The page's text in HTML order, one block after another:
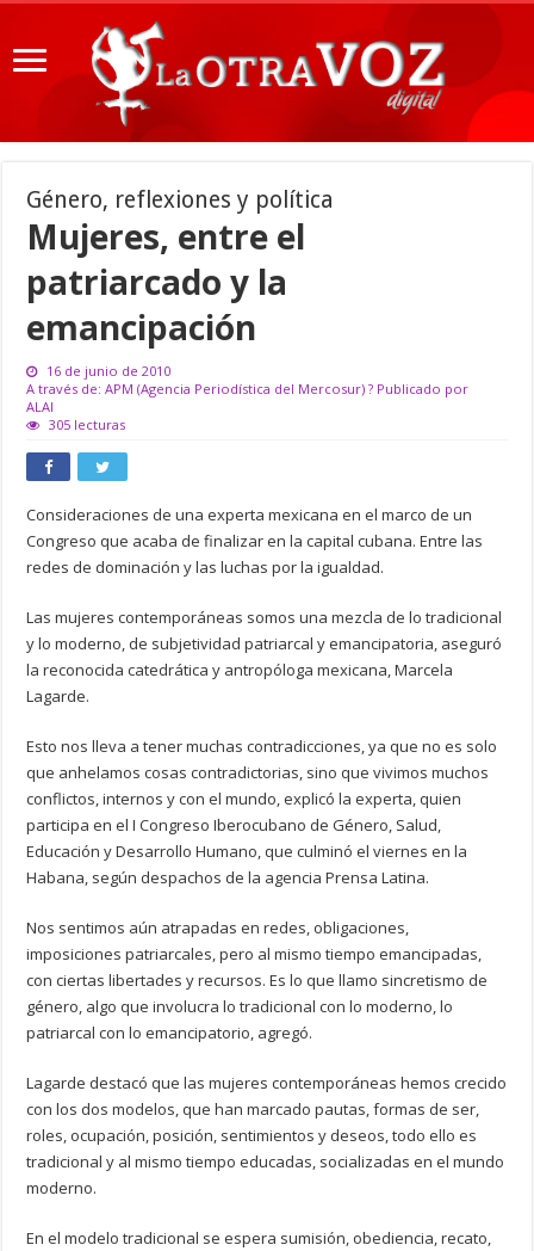
Género, reflexiones y política
Mujeres, entre el
patriarcado y la
emancipación
16 de junio de 2010
A través de: APM (Agencia Periodística del Mercosur) ? Publicado por
ALAI
305 lecturas
Consideraciones de una experta mexicana en el marco de un
Congreso que acaba de finalizar en la capital cubana. Entre las
redes de dominación y las luchas por la igualdad.
Las mujeres contemporáneas somos una mezcla de lo tradicional
y lo moderno, de subjetividad patriarcal y emancipatoria, aseguró
la reconocida catedrática y antropóloga mexicana, Marcela
Lagarde.
Esto nos lleva a tener muchas contradicciones, ya que no es solo
que anhelamos cosas contradictorias, sino que vivimos muchos
conflictos, internos y con el mundo, explicó la experta, quien
participa en el I Congreso Iberocubano de Género, Salud,
Educación y Desarrollo Humano, que culminó el viernes en la
Habana, según despachos de la agencia Prensa Latina.
Nos sentimos aún atrapadas en redes, obligaciones,
imposiciones patriarcales, pero al mismo tiempo emancipadas,
con ciertas libertades y recursos. Es lo que llamo sincretismo de
género, algo que involucra lo tradicional con lo moderno, lo
patriarcal con lo emancipatorio, agregó.
Lagarde destacó que las mujeres contemporáneas hemos crecido
con los dos modelos, que han marcado pautas, formas de ser,
roles, ocupación, posición, sentimientos y deseos, todo ello es
tradicional y al mismo tiempo educadas, socializadas en el mundo
moderno.
En el modelo tradicional se espera sumisión, obediencia, recato,